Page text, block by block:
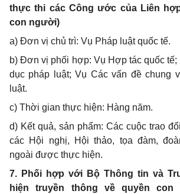
thực thi các Công ước của Liên
con người)
a) Đơn vị chủ trì: Vụ Pháp luật quốc tế.
b) Đơn vị phối hợp: Vụ Hợp tác quốc tế;
dục pháp luật; Vụ Các vấn đề chung
luật.
c) Thời gian thực hiện: Hàng năm.
d) Kết quả, sản phẩm: Các cuộc trao
các Hội nghị, Hội thảo, tọa đàm,
ngoài được thực hiện.
7. Phối hợp với Bộ Thông tin và
hiện truyền thông về quyền